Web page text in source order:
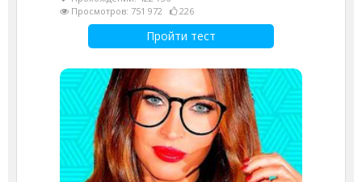
Просмотров: 751 972
226
Пройти тест